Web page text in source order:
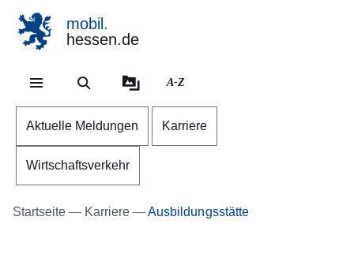
mobil.
hessen.de
A-Z
Aktuelle Meldungen Karriere
Wirtschaftsverkehr
Startseite Karriere Ausbildungsstätte